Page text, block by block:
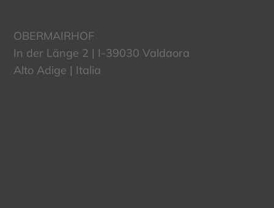
OBERMAIRHOF
In der Länge 2 | I-39030 Valdaora
Alto Adige | Italia